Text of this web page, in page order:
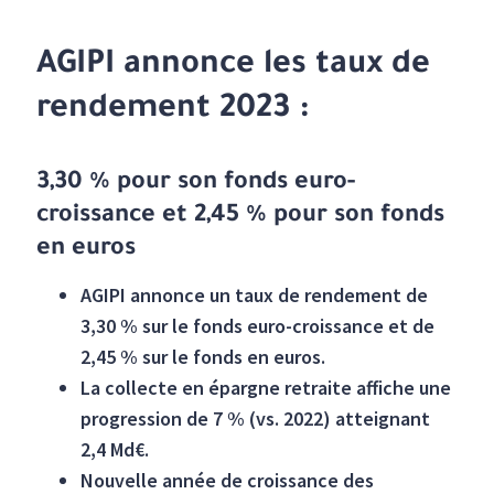
AGIPI annonce les taux de
rendement 2023 :
3,30 % pour son fonds euro-
croissance et 2,45 % pour son fonds
en euros
AGIPI annonce un taux de rendement de
3,30 % sur le fonds euro-croissance et de
2,45 % sur le fonds en euros.
La collecte en épargne retraite affiche une
progression de 7 % (vs. 2022) atteignant
2,4 Md€.
Nouvelle année de croissance des